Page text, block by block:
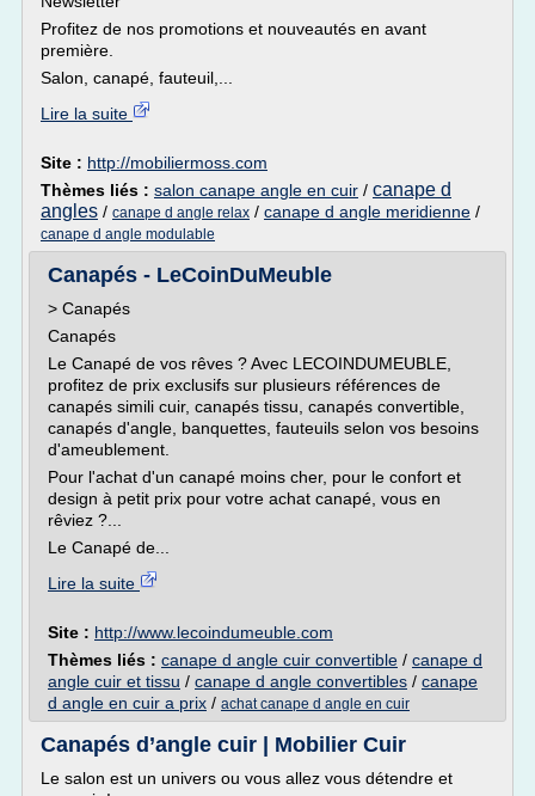
Profitez de nos promotions et nouveautés en avant
première.
Salon, canapé, fauteuil,...
Lire la suite
Site : http://mobiliermoss.com
Thèmes liés : salon canape angle en cuir / canape d
angles / canape d angle relax / canape d angle meridienne /
canape d angle modulable
Canapés - LeCoinDuMeuble
> Canapés
Canapés
Le Canapé de vos rêves ? Avec LECOINDUMEUBLE,
profitez de prix exclusifs sur plusieurs références de
canapés simili cuir, canapés tissu, canapés convertible,
canapés d'angle, banquettes, fauteuils selon vos besoins
d'ameublement.
Pour l'achat d'un canapé moins cher, pour le confort et
design à petit prix pour votre achat canapé, vous en
rêviez ?...
Le Canapé de...
Lire la suite
Site : http://www.lecoindumeuble.com
Thèmes liés : canape d angle cuir convertible / canape d
angle cuir et tissu / canape d angle convertibles / canape
d angle en cuir a prix / achat canape d angle en cuir
Canapés d’angle cuir | Mobilier Cuir
Le salon est un univers ou vous allez vous détendre et